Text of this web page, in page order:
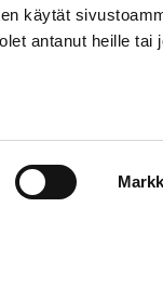
käytät
antanut heille tai